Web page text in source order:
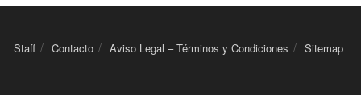
Staff Contacto Aviso Legal – Términos y Condiciones Sitemap